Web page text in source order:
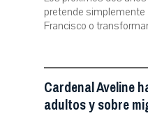
pretende simplemente
Francisco o
Cardenal Aveline
adultos y sobre